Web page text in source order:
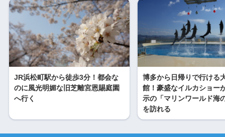
JR浜松町駅から徒歩3分！都会な
のに風光明媚な旧芝離宮恩賜庭園
へ行く
博多から日帰りで行ける
館！豪盛なイルカショー
示の「マリンワールド海
を訪れる